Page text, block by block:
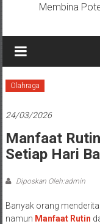
Membina
Olahraga
24/03/2026
Manfaat
Setiap Hari
Diposkan Oleh:admin
Banyak orang
namun Manfaat Rutin